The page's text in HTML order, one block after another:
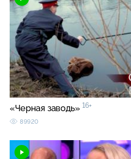
«Черная заводь» 16+
89920